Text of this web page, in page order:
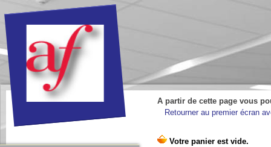
A partir de cette page vous
Retourner au premier écran